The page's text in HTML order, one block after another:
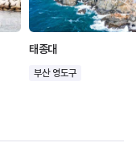
태종대
부산 영도구